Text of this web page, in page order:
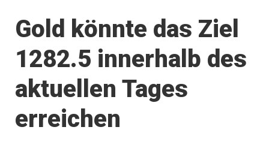
Gold könnte das Ziel
1282.5 innerhalb des
aktuellen Tages
erreichen